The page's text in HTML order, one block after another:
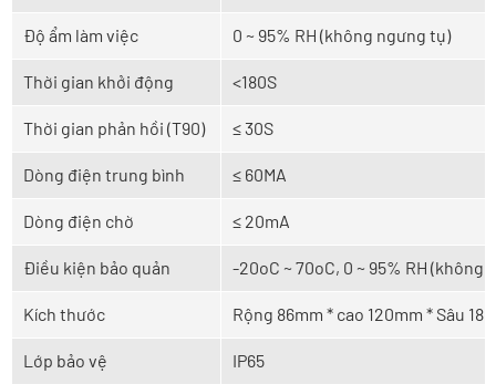
Độ ẩm làm việc 0 ~ 95% RH (không ngưng tụ)
Thời gian khởi động <180S
Thời gian phản hồi (T90) ≤ 30S
Dòng điện trung bình ≤ 60MA
Dòng điện chờ ≤ 20mA
Điều kiện bảo quản -20oC ~ 70oC, 0 ~ 95% RH (không
Kích thước Rộng 86mm * cao 120mm * Sâu
Lớp bảo vệ IP65